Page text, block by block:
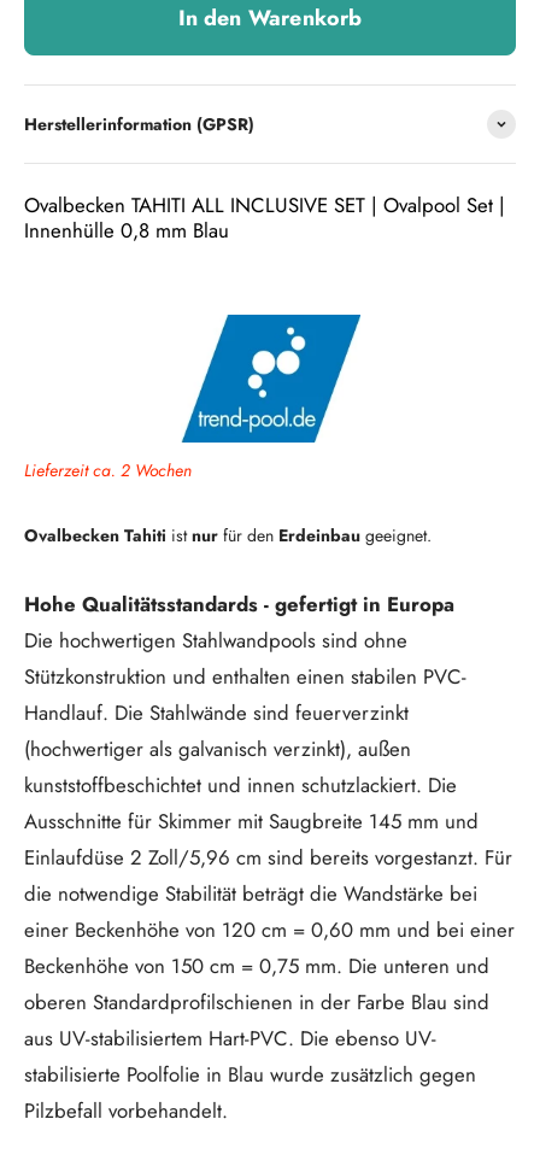
In den Warenkorb
Herstellerinformation (GPSR)
Ovalbecken TAHITI ALL INCLUSIVE SET | Ovalpool Set |
Innenhülle 0,8 mm Blau
Lieferzeit ca. 2 Wochen
Ovalbecken Tahiti istnur für den Erdeinbau geeignet.
Hohe Qualitätsstandards - gefertigt in Europa
Die hochwertigen Stahlwandpools sind ohne
Stützkonstruktion und enthalten einen stabilen PVC-
Handlauf. Die Stahlwände sind feuerverzinkt
(hochwertiger als galvanisch verzinkt), außen
kunststoffbeschichtet und innen schutzlackiert. Die
Ausschnitte für Skimmer mit Saugbreite 145 mm und
Einlaufdüse 2 Zoll/5,96 cm sind bereits vorgestanzt. Für
die notwendige Stabilität beträgt die Wandstärke bei
einer Beckenhöhe von 120 cm = 0,60 mm und bei einer
Beckenhöhe von 150 cm = 0,75 mm. Die unteren und
oberen Standardprofilschienen in der Farbe Blau sind
aus UV-stabilisiertem Hart-PVC. Die ebenso UV-
stabilisierte Poolfolie in Blau wurde zusätzlich gegen
Pilzbefall vorbehandelt.